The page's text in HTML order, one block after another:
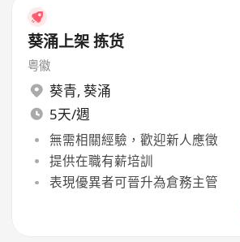
葵涌上架 拣货
粤徽
葵青, 葵涌
5天/週
無需相關經驗，歡迎新人應徵
提供在職有薪培訓
表現優異者可晉升為倉務主管